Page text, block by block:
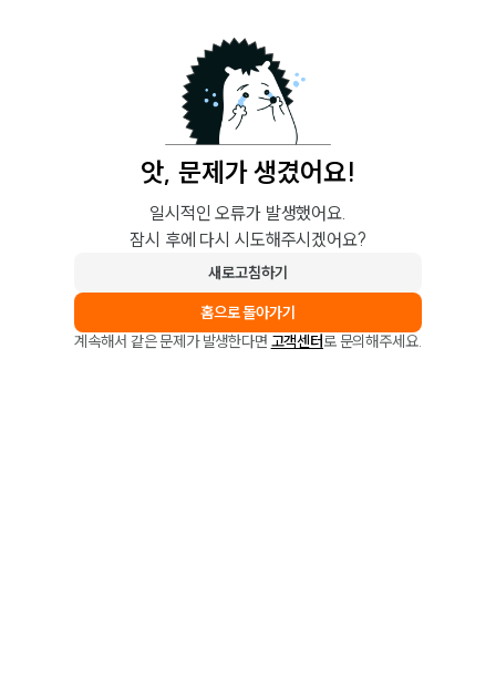
앗, 문제가 생겼어요!
일시적인 오류가 발생했어요.
잠시 후에 다시 시도해주시겠어요?
새로고침하기
홈으로 돌아가기
계속해서 같은 문제가 발생한다면 고객센터로 문의해주세요.